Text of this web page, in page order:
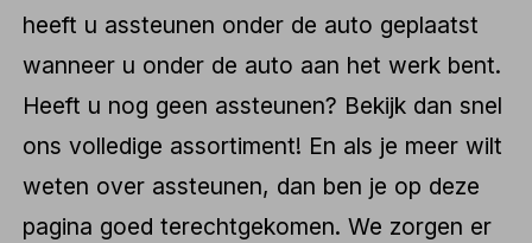
heeft u assteunen onder de auto geplaatst
wanneer u onder de auto aan het werk bent.
Heeft u nog geen assteunen? Bekijk dan snel
ons volledige assortiment! En als je meer wilt
weten over assteunen, dan ben je op deze
pagina goed terechtgekomen. We zorgen er